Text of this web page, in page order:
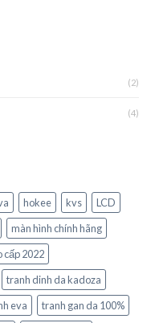
(2)
(4)
hokee kvs
LCD
màn hình chính hãng
cấp 2022
tranh dinh da kadoza
eva
tranh gan da 100%